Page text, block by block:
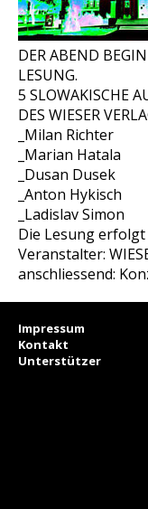
DER ABEND
LESUNG.
5 SLOWAKISCHE
DES WIESER
_Milan Richter
_Marian Hatala
_Dusan Dusek
_Anton Hykisch
_Ladislav Simon
Die Lesung
Veranstalter:
anschliessend:
Impressum
Kontakt
Unterstützer